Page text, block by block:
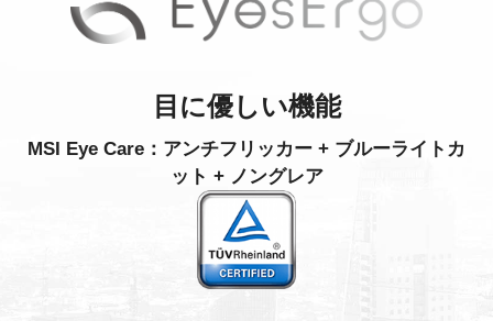
目に優しい機能
MSI Eye Care：アンチフリッカー + ブルーライトカ
ット + ノングレア